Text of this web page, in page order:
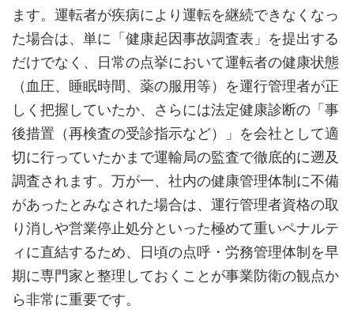
ます。運転者が疾病により運転を継続できなくなっ
た場合は、単に「健康起因事故調査表」を提出する
だけでなく、日常の点挙において運転者の健康状態
（血圧、睡眠時間、薬の服用等）を運行管理者が正
しく把握していたか、さらには法定健康診断の「事
後措置（再検査の受診指示など）」を会社として適
切に行っていたかまで運輸局の監査で徹底的に遡及
調査されます。万が一、社内の健康管理体制に不備
があったとみなされた場合は、運行管理者資格の取
り消しや営業停止処分といった極めて重いペナルテ
ィに直結するため、日頃の点呼・労務管理体制を早
期に専門家と整理しておくことが事業防衛の観点か
ら非常に重要です。